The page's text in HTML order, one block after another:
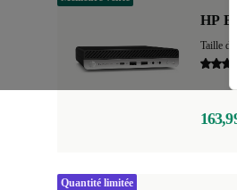
HP
Taille
Quantité limitée